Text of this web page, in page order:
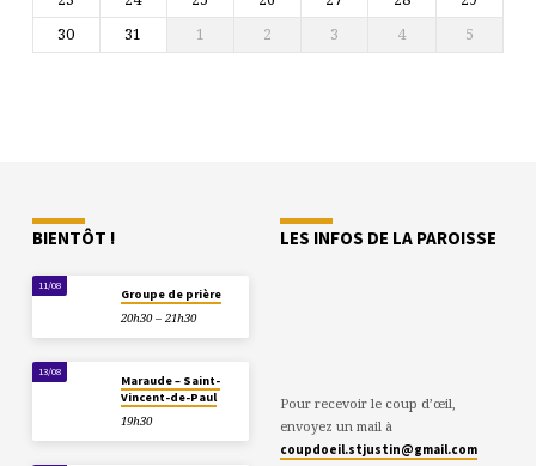
30
31 1 2 3 4 5
BIENTÔT !
11/08
Groupe de prière
20h30 – 21h30
13/08
Maraude – Saint-
Vincent-de-Paul
19h30
LES INFOS DE LA PAROISSE
Pour recevoir le coup d’œil,
envoyez un mail à
coupdoeil.stjustin@gmail.com